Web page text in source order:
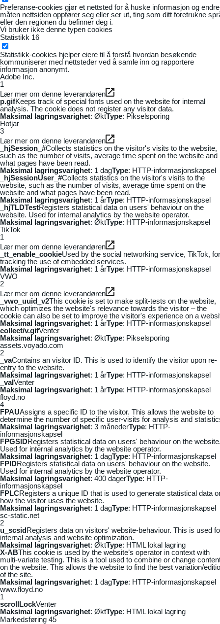
Preferanse-cookies gjør et nettsted for å huske informasjon og
måten nettsiden oppfører seg eller ser ut, ting som ditt foretrukne
eller den regionen du befinner deg i.
Vi bruker ikke denne typen cookies
Statistikk 16
Statistikk-cookies hjelper eiere til å forstå hvordan besøkende
kommuniserer med nettsteder ved å samle inn og rapportere
informasjon anonymt.
Adobe Inc.
1
Lær mer om denne leverandøren
p.gifKeeps track of special fonts used on the website for internal
analysis. The cookie does not register any visitor data.
Maksimal lagringsvarighet: ØktType: Pikselsporing
Hotjar
3
Lær mer om denne leverandøren
_hjSession_#Collects statistics on the visitor's visits to the website,
such as the number of visits, average time spent on the website and
what pages have been read.
Maksimal lagringsvarighet: 1 dagType: HTTP-informasjonskapsel
_hjSessionUser_#Collects statistics on the visitor's visits to the
website, such as the number of visits, average time spent on the
website and what pages have been read.
Maksimal lagringsvarighet: 1 årType: HTTP-informasjonskapsel
_hjTLDTestRegisters statistical data on users' behaviour on the
website. Used for internal analytics by the website operator.
Maksimal lagringsvarighet: ØktType: HTTP-informasjonskapsel
TikTok
1
Lær mer om denne leverandøren
_tt_enable_cookieUsed by the social networking service, TikTok, for
tracking the use of embedded services.
Maksimal lagringsvarighet: 1 årType: HTTP-informasjonskapsel
VWO
2
Lær mer om denne leverandøren
_vwo_uuid_v2This cookie is set to make split-tests on the website,
which optimizes the website's relevance towards the visitor – the
cookie can also be set to improve the visitor's experience on a
Maksimal lagringsvarighet: 1 årType: HTTP-informasjonskapsel
collect/v.gifVenter
Maksimal lagringsvarighet: ØktType: Pikselsporing
assets.voyado.com
2
_vaContains an visitor ID. This is used to identify the visitor upon re-
entry to the website.
Maksimal lagringsvarighet: 1 årType: HTTP-informasjonskapsel
_vaIVenter
Maksimal lagringsvarighet: 1 årType: HTTP-informasjonskapsel
floyd.no
4
FPAUAssigns a specific ID to the visitor. This allows the website to
determine the number of specific user-visits for analysis and
Maksimal lagringsvarighet: 3 månederType: HTTP-
informasjonskapsel
FPGSIDRegisters statistical data on users' behaviour on the
Used for internal analytics by the website operator.
Maksimal lagringsvarighet: 1 dagType: HTTP-informasjonskapsel
FPIDRegisters statistical data on users' behaviour on the website.
Used for internal analytics by the website operator.
Maksimal lagringsvarighet: 400 dagerType: HTTP-
informasjonskapsel
FPLCRegisters a unique ID that is used to generate statistical data
how the visitor uses the website.
Maksimal lagringsvarighet: 1 dagType: HTTP-informasjonskapsel
sc-static.net
2
u_scsidRegisters data on visitors' website-behaviour. This is used
internal analysis and website optimization.
Maksimal lagringsvarighet: ØktType: HTML lokal lagring
X-ABThis cookie is used by the website’s operator in context with
multi-variate testing. This is a tool used to combine or change
on the website. This allows the website to find the best variation/
of the site.
Maksimal lagringsvarighet: 1 dagType: HTTP-informasjonskapsel
www.floyd.no
1
scrollLockVenter
Maksimal lagringsvarighet: ØktType: HTML lokal lagring
Markedsføring 45